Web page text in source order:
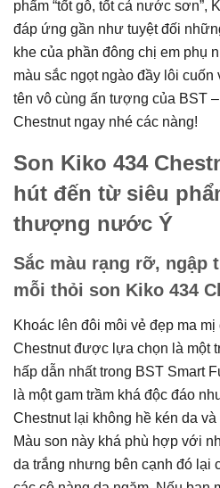
phẩm “tốt gỗ, tốt cả nước sơn”,
đáp ứng gần như tuyệt đối
khe của phần đông chị em phụ
màu sắc ngọt ngào đầy lôi
tên vô cùng ấn tượng của BST –
Chestnut ngay nhé các nàng!
Son Kiko 434
hút đến từ siêu
thượng nước Ý
Sắc màu rạng rỡ, ngập
mỗi thỏi son Kiko 434
Khoác lên đôi môi vẻ đẹp ma
Chestnut được lựa chọn là một
hấp dẫn nhất trong BST Smart
là một gam trầm khá độc đáo
Chestnut lại không hề kén da
Màu son này khá phù hợp với
da trắng nhưng bên cạnh đó lại